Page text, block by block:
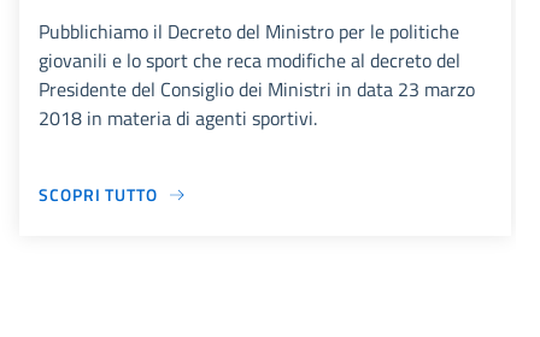
Pubblichiamo il Decreto del Ministro per le politiche
giovanili e lo sport che reca modifiche al decreto del
Presidente del Consiglio dei Ministri in data 23 marzo
2018 in materia di agenti sportivi.
SCOPRI TUTTO